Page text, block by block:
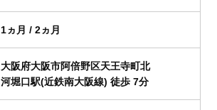
1ヵ月 / 2ヵ月
大阪府大阪市阿倍野区天王寺町北
河堀口駅(近鉄南大阪線) 徒歩 7分